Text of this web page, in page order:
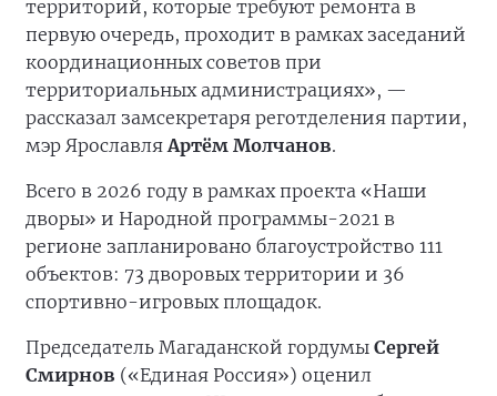
территорий, которые требуют ремонта в
первую очередь, проходит в рамках заседаний
координационных советов при
территориальных администрациях», —
рассказал замсекретаря реготделения партии,
мэр ЯрославляАртём Молчанов.
Всего в 2026 году в рамках проекта «Наши
дворы» и Народной программы-2021 в
регионе запланировано благоустройство 111
объектов: 73 дворовых территории и 36
спортивно-игровых площадок.
Председатель Магаданской гордумы Сергей
Смирнов («Единая Россия») оценил